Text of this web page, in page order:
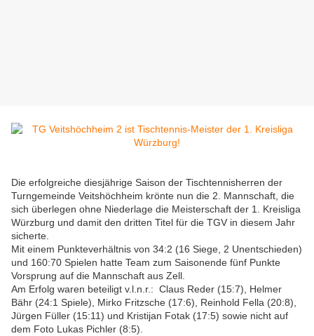
Die erfolgreiche diesjährige Saison der Tischtennisherren der
Turngemeinde Veitshöchheim krönte nun die 2. Mannschaft, die
sich überlegen ohne Niederlage die Meisterschaft der 1. Kreisliga
Würzburg und damit den dritten Titel für die TGV in diesem Jahr
sicherte.
Mit einem Punkteverhältnis von 34:2 (16 Siege, 2 Unentschieden)
und 160:70 Spielen hatte Team zum Saisonende fünf Punkte
Vorsprung auf die Mannschaft aus Zell.
Am Erfolg waren beteiligt v.l.n.r.: Claus Reder (15:7), Helmer
Bähr (24:1 Spiele), Mirko Fritzsche (17:6), Reinhold Fella (20:8),
Jürgen Füller (15:11) und Kristijan Fotak (17:5) sowie nicht auf
dem Foto Lukas Pichler (8:5).